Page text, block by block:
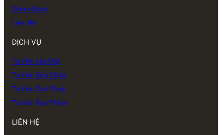
Chính Sách
Liên Hệ
DỊCH VỤ
Tư Vấn Lắp Đặt
Tư Vấn Sửa Chữa
Tư Vấn Giải Pháp
Tư Vấn Sản Phẩm
LIÊN HỆ